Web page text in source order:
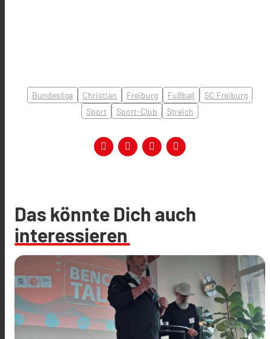
Bundesliga Christian Freiburg Fußball
SC Freiburg
Sport
Sport-Club Streich
Das könnte Dich auch
interessieren